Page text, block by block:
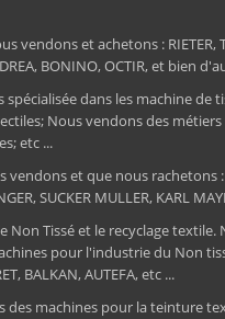
et achetons : RIETER,
BONINO, OCTIR, et bien
spécialisée dans les machine
Nous vendons des
etc ...
et que nous rachetons :
SUCKER MULLER, KARL
Non Tissé et le recyclage
pour l'industrie du Non
BALKAN, AUTEFA, etc ...
des machines pour la teinture